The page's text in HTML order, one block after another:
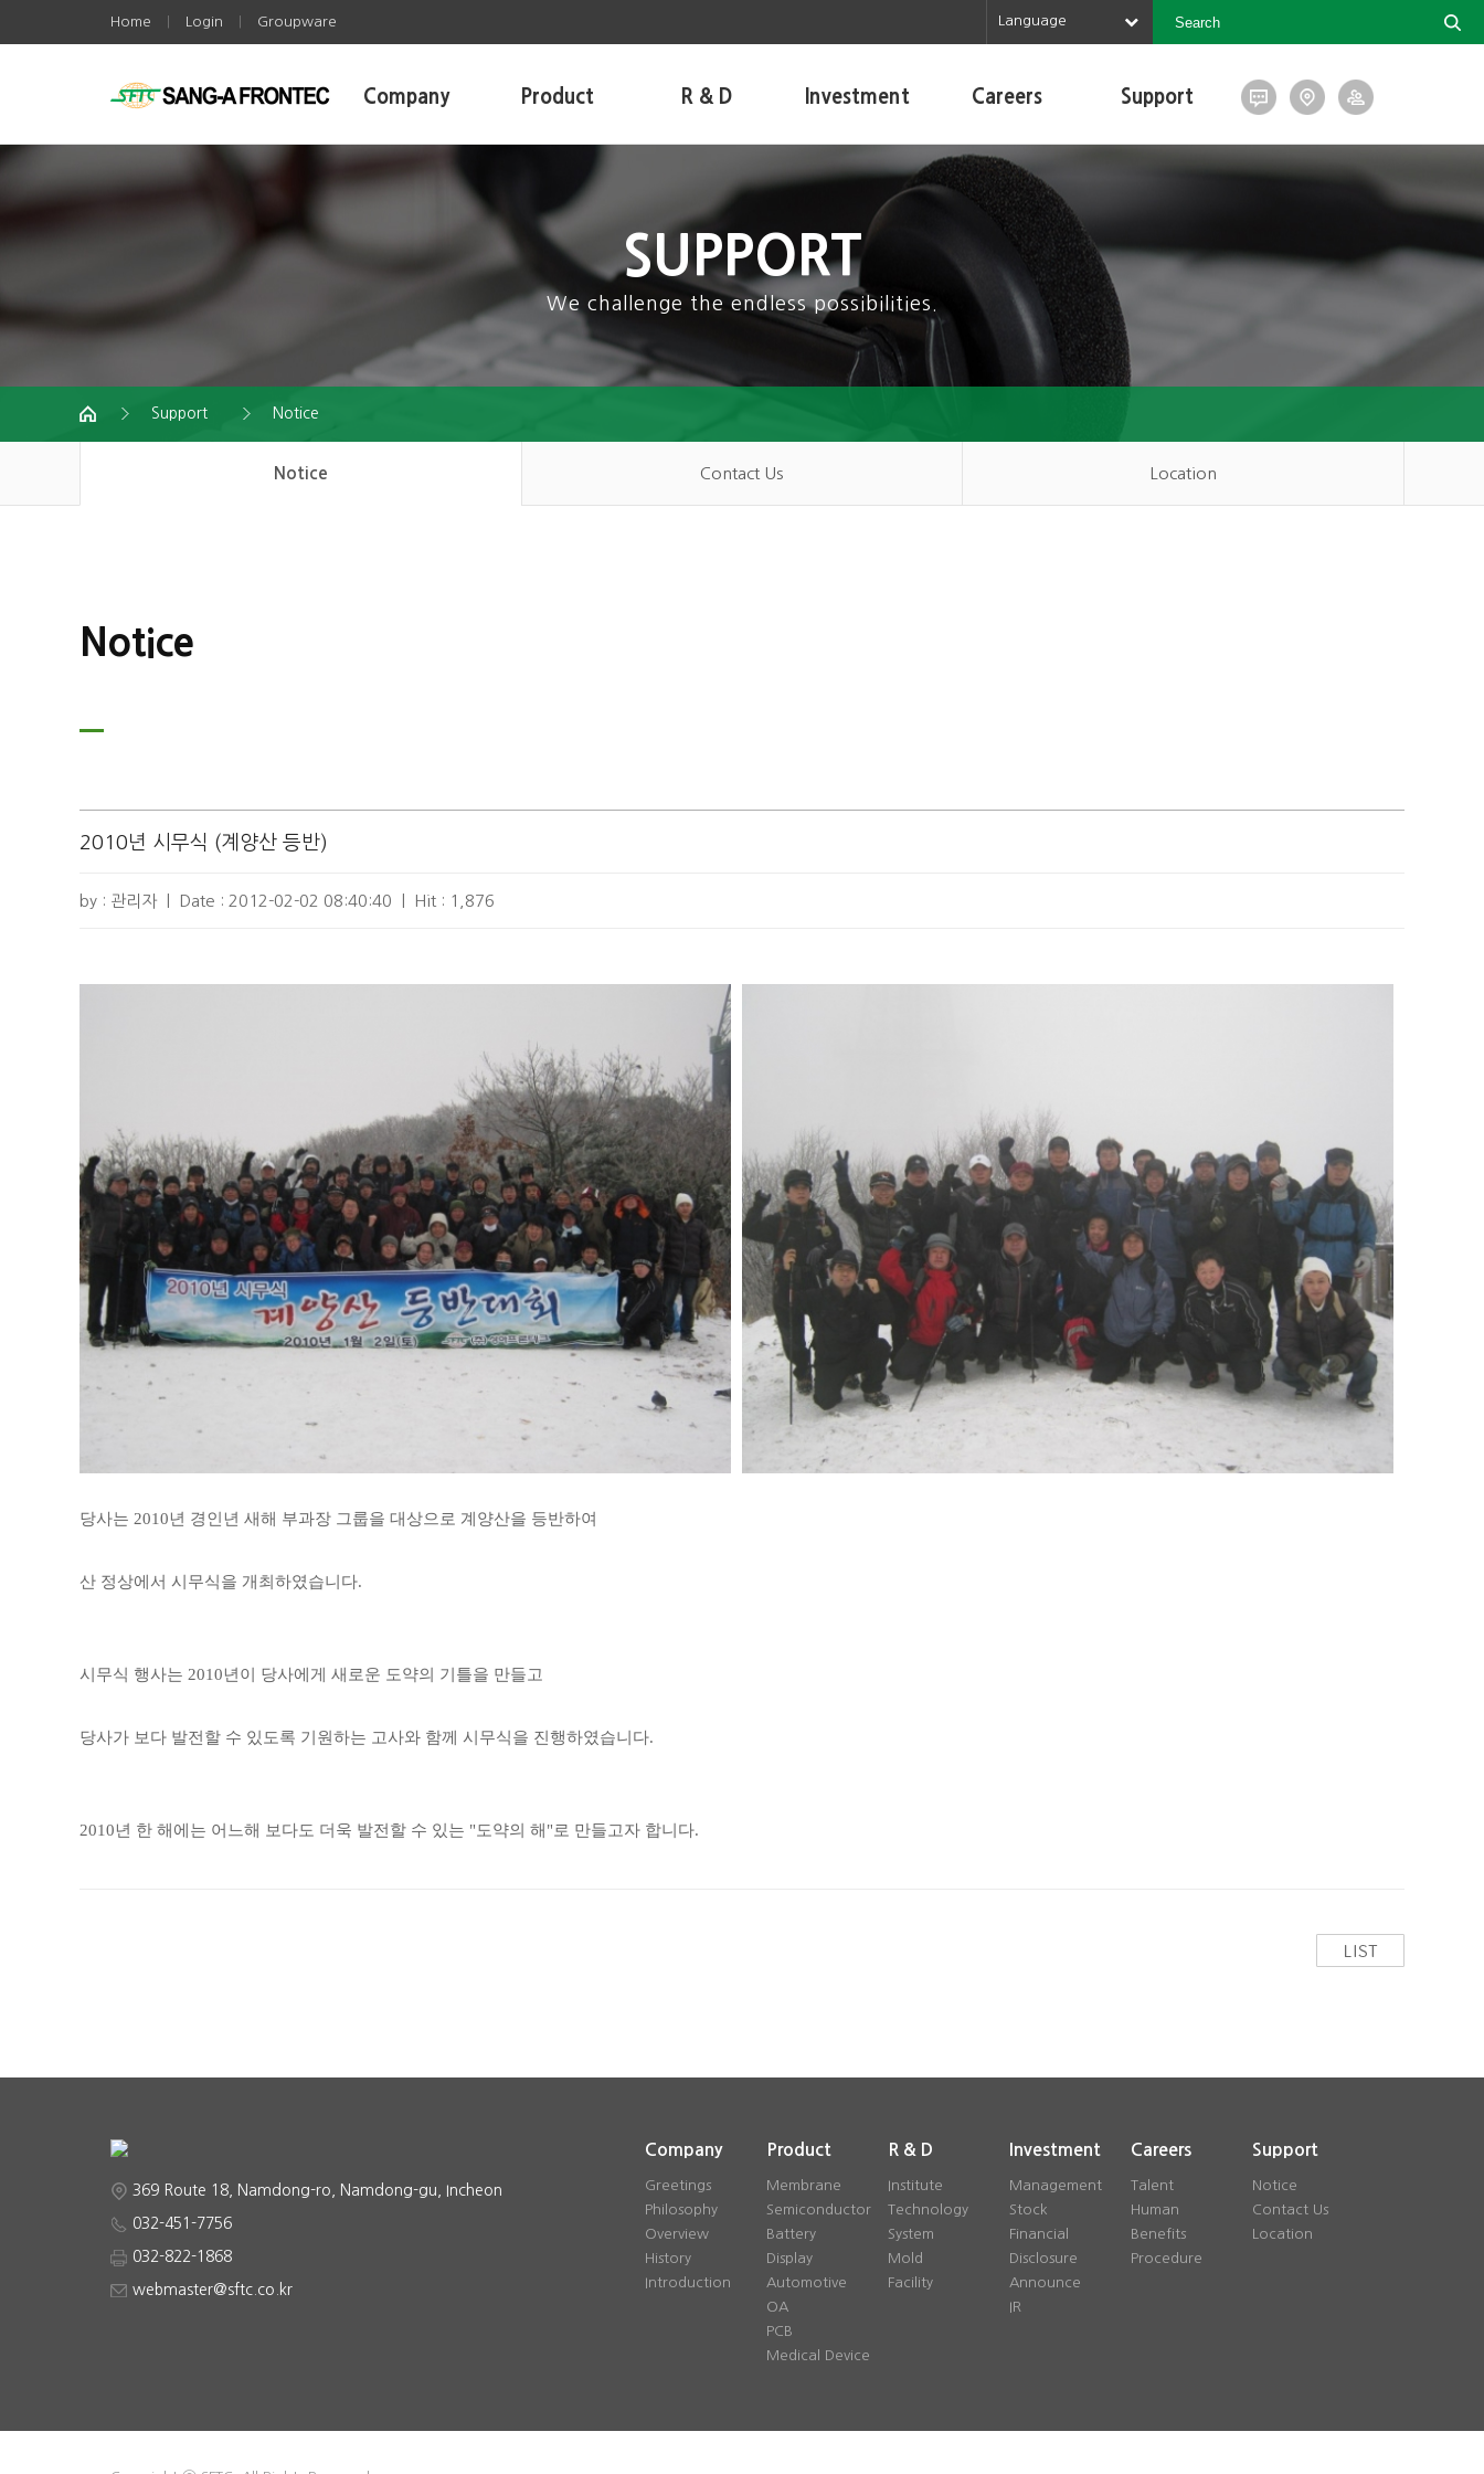
Home Login Groupware Language
Company Product R & D Investment Careers Support
SUPPORT
We challenge the endless possibilities.
Support Notice
Notice Contact Us Location
Notice
2010년 시무식 (계양산 등반)
by : 관리자 Date : 2012-02-02 08:40:40 Hit : 1,876
당사는 2010년 경인년 새해 부과장 그룹을 대상으로 계양산을 등반하여
산 정상에서 시무식을 개최하였습니다.
시무식 행사는 2010년이 당사에게 새로운 도약의 기틀을 만들고
당사가 보다 발전할 수 있도록 기원하는 고사와 함께 시무식을 진행하였습니다.
2010년 한 해에는 어느해 보다도 더욱 발전할 수 있는 "도약의 해"로 만들고자 합니다.
369 Route 18, Namdong-ro, Namdong-gu, Incheon
032-451-7756
032-822-1868
webmaster@sftc.co.kr
Company
Greetings
Philosophy
Overview
History
Introduction
Product
Membrane
Semiconductor
Battery
Display
Automotive
OA
PCB
Medical Device
R & D
Institute
Technology
System
Mold
Facility
Investment
Management
Stock
Financial
Disclosure
Announce
IR
Careers
Talent
Human
Benefits
Procedure
Support
Notice
Contact Us
Location